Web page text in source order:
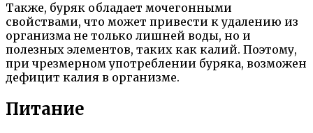
Также, буряк обладает мочегонными
свойствами, что может привести к удалению из
организма не только лишней воды, но и
полезных элементов, таких как калий. Поэтому,
при чрезмерном употреблении буряка, возможен
дефицит калия в организме.
Питание